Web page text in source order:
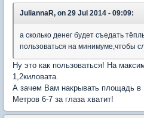
JuliannaR, on 29 Jul 2014 - 09:09:
а сколько денег будет съедать
пользоваться на минимуме,чтобы
Ну это как пользоваться! На
1,2киловата.
А зачем Вам накрывать площадь в
Метров 6-7 за глаза хватит!